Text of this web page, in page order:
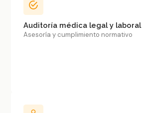
Auditoría médica legal y laboral
Asesoría y cumplimiento normativo